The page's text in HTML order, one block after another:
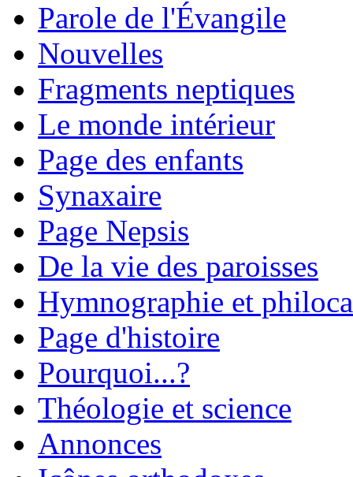
Parole de l'Évangile
Nouvelles
Fragments neptiques
Le monde intérieur
Page des enfants
Synaxaire
Page Nepsis
De la vie des paroisses
Hymnographie et
Page d'histoire
Pourquoi...?
Théologie et science
Annonces